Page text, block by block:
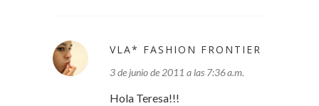
VLA* FASHION FRONTIER
3 de junio de 2011 a las 7:36 a.m.
Hola Teresa!!!